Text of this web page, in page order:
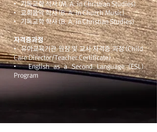
• 기독교학 석사 (M. A. in Christian Studies)
• 교회음악 학사 (B. A. in Church Music)
• 기독교학 학사 (B. A. in Christian Studies)
자격증과정
• 유아교육기관 원장 및 교사 자격증 과정 (Child
Care Director/Teacher Certificate)
• English as a Second Language (ESL)
Program